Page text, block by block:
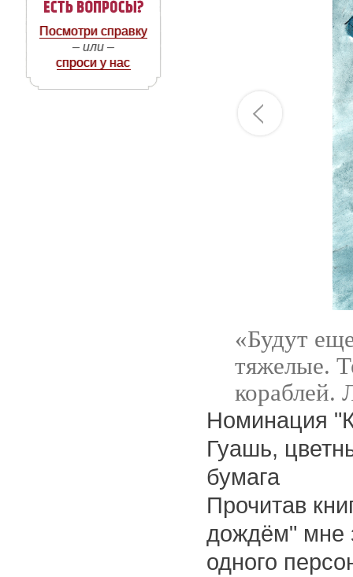
Посмотри справку
– или –
спроси у нас
«Будут
тяжелые.
кораблей.
Номинация
Гуашь,
бумага
Прочитав
дождём" мне
одного